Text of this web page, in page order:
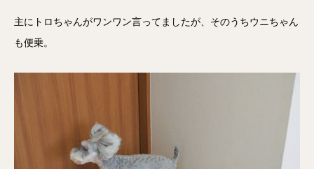
主にトロちゃんがワンワン言ってましたが、そのうちウニちゃん
も便乗。